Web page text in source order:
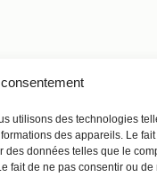
utilisons des technologies
des appareils. Le
données telles que le
fait de ne pas consentir ou de